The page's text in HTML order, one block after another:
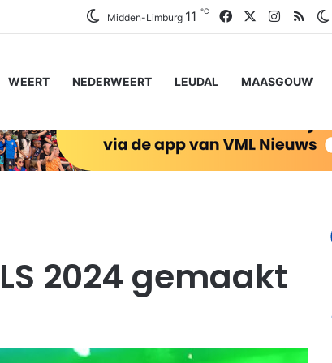
Midden-Limburg 11 ℃ Facebook RSS
WEERT NEDERWEERT LEUDAL MAASGOUW
2024 gemaakt